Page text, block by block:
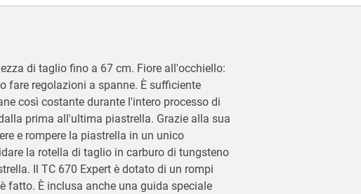
di taglio fino a 67 cm. Fiore all'occhiello:
fare regolazioni a spanne. È sufficiente
così costante durante l'intero processo di
prima all'ultima piastrella. Grazie alla sua
e rompere la piastrella in un unico
la rotella di taglio in carburo di tungsteno
Il TC 670 Expert è dotato di un rompi
fatto. È inclusa anche una guida speciale